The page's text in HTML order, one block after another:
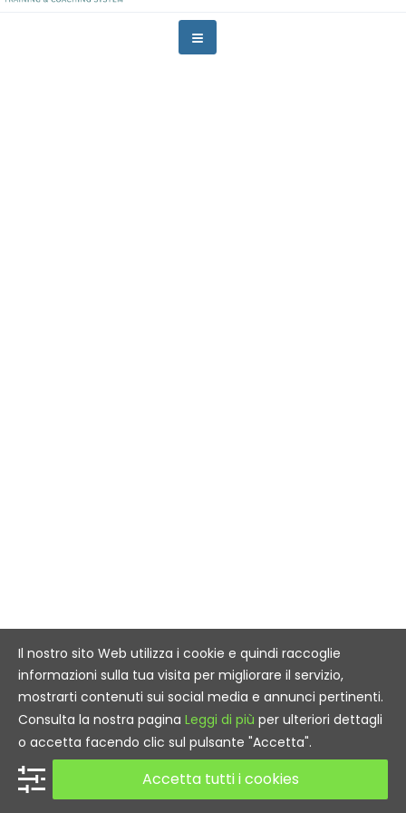
Il nostro sito Web utilizza i cookie e quindi raccoglie
informazioni sulla tua visita per migliorare il servizio,
mostrarti contenuti sui social media e annunci pertinenti.
Consulta la nostra pagina Leggi di più per ulteriori dettagli
o accetta facendo clic sul pulsante "Accetta".
Accetta tutti i cookies